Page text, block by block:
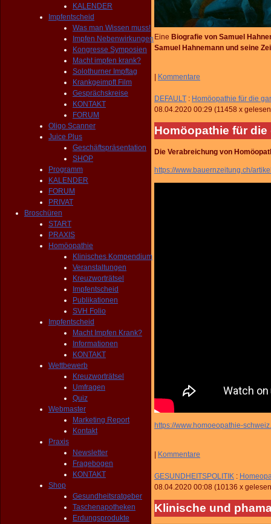
KALENDER
Impfentscheid
Was man Wissen muss!
Impfen Nebenwirkungen
Kongresse Symposien
Macht impfen krank?
Solothurner Impftag
Krankgeimpft Film
Gesprächskreise
KONTAKT
FORUM
Oligo Scanner
Juice Plus
Geschäftspräsentation
SHOP
Programm
KALENDER
FORUM
PRIVAT
Broschüren
START
PRAXIS
Homöopathie
Klinisches Kompendium
Veranstaltungen
Kreuzworträtsel
Impfentscheid
Publikationen
SVH Folio
Impfentscheid
Macht Impfen Krank?
Informationen
KONTAKT
Wettbewerb
Kreuzworträtsel
Umfragen
Quiz
Webmaster
Marketing Report
Kontakt
Praxis
Newsletter
Fragebogen
KONTAKT
Shop
Gesundheitsratgeber
Taschenapotheken
Erdungsprodukte
Eine Biografie von Samuel
Samuel Hahnemann und seine
Kommentare
DEFAULT : Homöopathie für die
08.04.2020 00:29 (11458 x gelesen
Homöopathie für
Die Verabreichung von
https://www.bauernzeitung.ch/
https://www.homoeopathie-
Kommentare
GESUNDHEITSPOLITIK :
08.04.2020 00:08 (10136 x gelesen
Klinische und